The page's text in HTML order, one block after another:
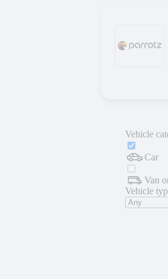
Vehicle
Car
Van
Vehicle